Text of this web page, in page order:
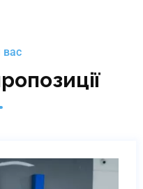
вас